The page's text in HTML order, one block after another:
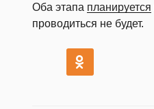
Оба этапа планируется
проводиться не будет.